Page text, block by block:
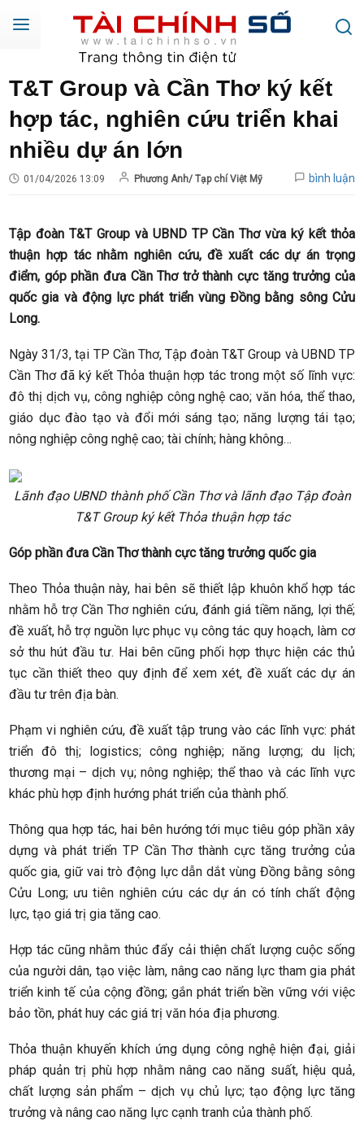
T&T Group và Cần Thơ ký kết
hợp tác, nghiên cứu triển khai
nhiều dự án lớn
01/04/2026 13:09 Phương Anh/ Tạp chí Việt Mỹ bình luận
Tập đoàn T&T Group và UBND TP Cần Thơ vừa ký kết thỏa
thuận hợp tác nhằm nghiên cứu, đề xuất các dự án trọng
điểm, góp phần đưa Cần Thơ trở thành cực tăng trưởng của
quốc gia và động lực phát triển vùng Đồng bằng sông Cửu
Long.
Ngày 31/3, tại TP Cần Thơ, Tập đoàn T&T Group và UBND TP
Cần Thơ đã ký kết Thỏa thuận hợp tác trong một số lĩnh vực:
đô thị dịch vụ, công nghiệp công nghệ cao; văn hóa, thể thao,
giáo dục đào tạo và đổi mới sáng tạo; năng lượng tái tạo;
nông nghiệp công nghệ cao; tài chính; hàng không…
Lãnh đạo UBND thành phố Cần Thơ và lãnh đạo Tập đoàn
T&T Group ký kết Thỏa thuận hợp tác
Góp phần đưa Cần Thơ thành cực tăng trưởng quốc gia
Theo Thỏa thuận này, hai bên sẽ thiết lập khuôn khổ hợp tác
nhằm hỗ trợ Cần Thơ nghiên cứu, đánh giá tiềm năng, lợi thế;
đề xuất, hỗ trợ nguồn lực phục vụ công tác quy hoạch, làm cơ
sở thu hút đầu tư. Hai bên cũng phối hợp thực hiện các thủ
tục cần thiết theo quy định để xem xét, đề xuất các dự án
đầu tư trên địa bàn.
Phạm vi nghiên cứu, đề xuất tập trung vào các lĩnh vực: phát
triển đô thị; logistics; công nghiệp; năng lượng; du lịch;
thương mại – dịch vụ; nông nghiệp; thể thao và các lĩnh vực
khác phù hợp định hướng phát triển của thành phố.
Thông qua hợp tác, hai bên hướng tới mục tiêu góp phần xây
dựng và phát triển TP Cần Thơ thành cực tăng trưởng của
quốc gia, giữ vai trò động lực dẫn dắt vùng Đồng bằng sông
Cửu Long; ưu tiên nghiên cứu các dự án có tính chất động
lực, tạo giá trị gia tăng cao.
Hợp tác cũng nhằm thúc đẩy cải thiện chất lượng cuộc sống
của người dân, tạo việc làm, nâng cao năng lực tham gia phát
triển kinh tế của cộng đồng; gắn phát triển bền vững với việc
bảo tồn, phát huy các giá trị văn hóa địa phương.
Thỏa thuận khuyến khích ứng dụng công nghệ hiện đại, giải
pháp quản trị phù hợp nhằm nâng cao năng suất, hiệu quả,
chất lượng sản phẩm – dịch vụ chủ lực; tạo động lực tăng
trưởng và nâng cao năng lực cạnh tranh của thành phố.